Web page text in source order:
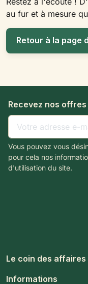
au fur et à mesure
Retour à la page
Recevez nos
Vous pouvez vous
pour cela nos
d'utilisation du site.
Le coin des affaires
Informations